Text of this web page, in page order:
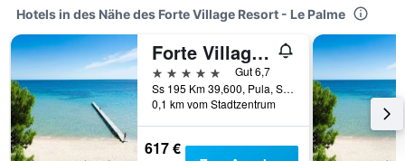
Hotels in des Nähe des Forte Village Resort - Le Palme
Forte Village Resort - Pineta
5 Sterne
Gut 6,7
Ss 195 Km 39,600, Pula, Sardinien, Italien
0,1 km vom Stadtzentrum
617 €